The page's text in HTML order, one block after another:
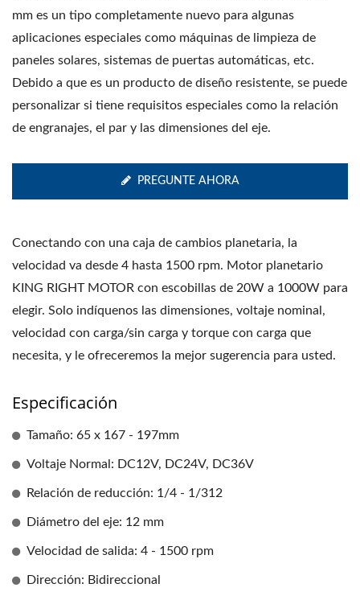
mm es un tipo completamente nuevo para algunas
aplicaciones especiales como máquinas de limpieza de
paneles solares, sistemas de puertas automáticas, etc.
Debido a que es un producto de diseño resistente, se puede
personalizar si tiene requisitos especiales como la relación
de engranajes, el par y las dimensiones del eje.
PREGUNTE AHORA
Conectando con una caja de cambios planetaria, la
velocidad va desde 4 hasta 1500 rpm. Motor planetario
KING RIGHT MOTOR con escobillas de 20W a 1000W para
elegir. Solo indíquenos las dimensiones, voltaje nominal,
velocidad con carga/sin carga y torque con carga que
necesita, y le ofreceremos la mejor sugerencia para usted.
Especificación
Tamaño: 65 x 167 - 197mm
Voltaje Normal: DC12V, DC24V, DC36V
Relación de reducción: 1/4 - 1/312
Diámetro del eje: 12 mm
Velocidad de salida: 4 - 1500 rpm
Dirección: Bidireccional